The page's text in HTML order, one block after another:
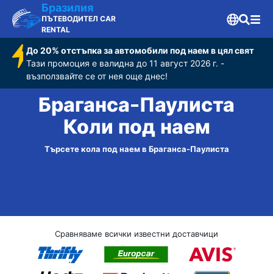
Бразилия
ПЪТЕВОДИТЕЛ CAR
RENTAL
До 20% отстъпка за автомобили под наем в цял свят
Тази промоция е валидна до 11 август 2026 г. -
възползвайте се от нея още днес!
Браганса-Паулиста
Коли под наем
Търсете кола под наем в Браганса-Паулиста
Сравняваме всички известни доставчици